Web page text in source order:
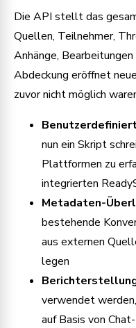
Die API stellt das
Quellen, Teilnehmer,
Anhänge,
Abdeckung eröffnet
zuvor nicht möglich
nun ein Skript
Plattformen zu
integrierten
Metadaten-
bestehende
aus externen
legen
verwendet
auf Basis von